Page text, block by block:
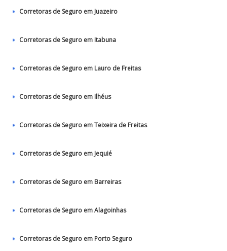
Corretoras de Seguro em Juazeiro
Corretoras de Seguro em Itabuna
Corretoras de Seguro em Lauro de Freitas
Corretoras de Seguro em Ilhéus
Corretoras de Seguro em Teixeira de Freitas
Corretoras de Seguro em Jequié
Corretoras de Seguro em Barreiras
Corretoras de Seguro em Alagoinhas
Corretoras de Seguro em Porto Seguro